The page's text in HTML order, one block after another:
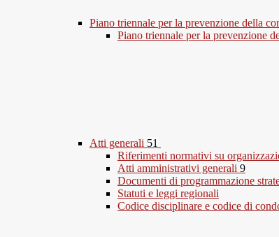
Piano triennale per la prevenzione della
Piano triennale per la prevenzione
Atti generali 51
Riferimenti normativi su
Atti amministrativi generali 9
Documenti di programmazione
Statuti e leggi regionali
Codice disciplinare e codice di